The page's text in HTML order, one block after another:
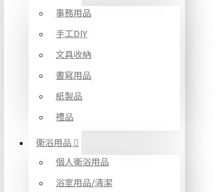
事務用品
手工DIY
文具收納
書寫用品
紙製品
禮品
衛浴用品
個人衛浴用品
浴室用品/清潔